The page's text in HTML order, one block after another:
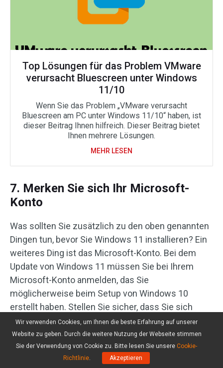
Top Lösungen für das Problem VMware
verursacht Bluescreen unter Windows
11/10
Wenn Sie das Problem „VMware verursacht
Bluescreen am PC unter Windows 11/10“ haben, ist
dieser Beitrag Ihnen hilfreich. Dieser Beitrag bietet
Ihnen mehrere Lösungen.
MEHR LESEN
7. Merken Sie sich Ihr Microsoft-
Konto
Was sollten Sie zusätzlich zu den oben genannten
Dingen tun, bevor Sie Windows 11 installieren? Ein
weiteres Ding ist das Microsoft-Konto. Bei dem
Update von Windows 11 müssen Sie bei Ihrem
Microsoft-Konto anmelden, das Sie
möglicherweise beim Setup von Windows 10
erstellt haben. Stellen Sie sicher, dass Sie sich
noch den Benutzernamen und das Passwort
merken. Wenn Sie die Anmeldinformationen
vergessen, setzen Sie es zurück. Sie könnenein
neues Konto über die offizielle Website erstellen
Wir verwenden Cookies, um Ihnen die beste Erfahrung auf unserer
Website zu geben. Durch die weitere Nutzung der Webseite stimmen
Sie der Verwendung von Cookie zu. Bitte lesen Sie unsere Cookie-
Richtlinie. Akzeptieren